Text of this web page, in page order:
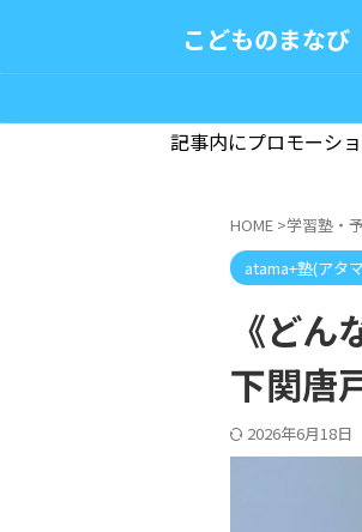
こどものまなび
記事内にプロモーシ
HOME >学習塾・
atama+塾(アタ
《ど
下関唐
2026年6月18日